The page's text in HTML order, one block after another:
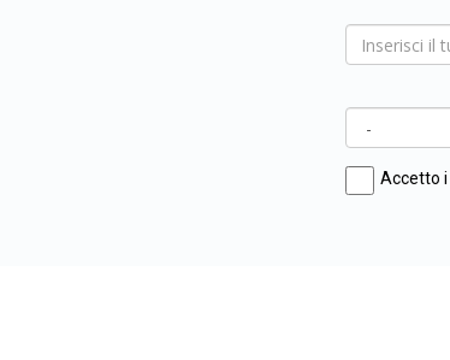
Accetto i